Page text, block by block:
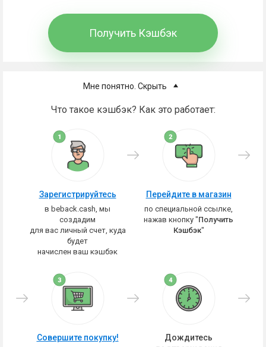
Мне понятно. Скрыть
Что такое кэшбэк? Как это работает:
Зарегистрируйтесь
в beback.cash, мы
создадим
для вас личный счет, куда
будет
начислен ваш кэшбэк
Перейдите в магазин
по специальной ссылке,
нажав кнопку "Получить
Кэшбэк"
Совершите покупку!
Дождитесь
Получить Кэшбэк